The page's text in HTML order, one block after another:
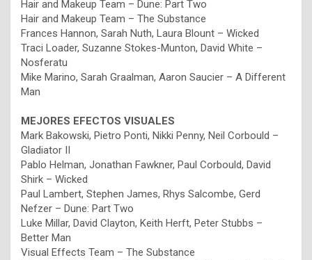
Hair and Makeup Team – Dune: Part Two
Hair and Makeup Team – The Substance
Frances Hannon, Sarah Nuth, Laura Blount – Wicked
Traci Loader, Suzanne Stokes-Munton, David White –
Nosferatu
Mike Marino, Sarah Graalman, Aaron Saucier – A Different
Man
MEJORES EFECTOS VISUALES
Mark Bakowski, Pietro Ponti, Nikki Penny, Neil Corbould –
Gladiator II
Pablo Helman, Jonathan Fawkner, Paul Corbould, David
Shirk – Wicked
Paul Lambert, Stephen James, Rhys Salcombe, Gerd
Nefzer – Dune: Part Two
Luke Millar, David Clayton, Keith Herft, Peter Stubbs –
Better Man
Visual Effects Team – The Substance